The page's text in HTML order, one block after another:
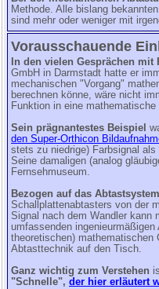
Methode. Alle bislang
sind mehr oder weniger mit
Vorausschauende
In den vielen Gesprächen mit
GmbH in Darmstadt hatte er
mechanischen "Vorgang"
berechnen könne, wäre nicht
Funktion in eine
Sein prägnantestes Beispiel
den Super-Orthicon
stets zu niedrige) Farbsignal
Seine damaligen (analog
Fernsehmuseum.
Bezogen auf das
Schallplattenabtasters von der
Signal nach dem Wandler kann
umfassenden
theoretischen) mathematischen
Abtasttechnik auf den Tisch.
Ganz wichtig zum Verstehen
"Schnelle", der hier erläutert